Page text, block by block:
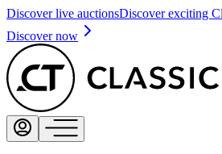
Discover live auctionsDiscover exciting
Discover now